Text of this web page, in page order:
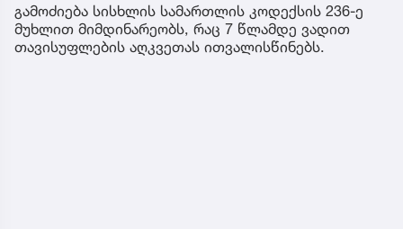
გამოძიება სისხლის სამართლის კოდექსის 236-ე
მუხლით მიმდინარეობს, რაც 7 წლამდე ვადით
თავისუფლების აღკვეთას ითვალისწინებს.